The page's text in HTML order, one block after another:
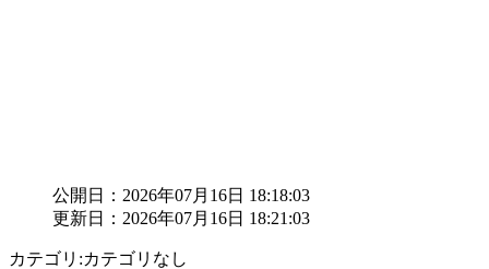
公開日：2026年07月16日 18:18:03
更新日：2026年07月16日 18:21:03
カテゴリ:カテゴリなし